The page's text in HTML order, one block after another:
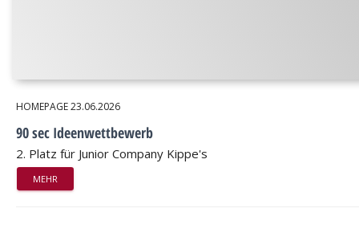
HOMEPAGE23.06.2026
90 sec Ideenwettbewerb
2. Platz für Junior Company Kippe's
MEHR